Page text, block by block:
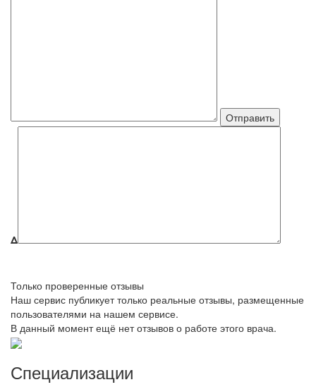
Δ
Только проверенные отзывы
Наш сервис публикует только реальные отзывы, размещенные
пользователями на нашем сервисе.
В данный момент ещё нет отзывов о работе этого врача.
Специализации